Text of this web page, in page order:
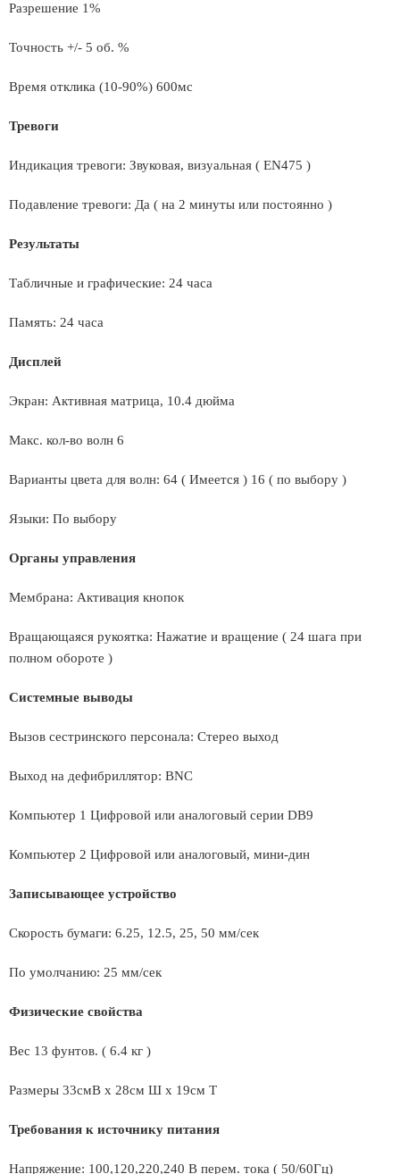
Разрешение 1%
Точность +/- 5 об. %
Время отклика (10-90%) 600мс
Тревоги
Индикация тревоги: Звуковая, визуальная ( EN475 )
Подавление тревоги: Да ( на 2 минуты или постоянно )
Результаты
Табличные и графические: 24 часа
Память: 24 часа
Дисплей
Экран: Активная матрица, 10.4 дюйма
Макс. кол-во волн 6
Варианты цвета для волн: 64 ( Имеется ) 16 ( по выбору )
Языки: По выбору
Органы управления
Мембрана: Активация кнопок
Вращающаяся рукоятка: Нажатие и вращение ( 24 шага при
полном обороте )
Системные выводы
Вызов сестринского персонала: Стерео выход
Выход на дефибриллятор: BNC
Компьютер 1 Цифровой или аналоговый серии DB9
Компьютер 2 Цифровой или аналоговый, мини-дин
Записывающее устройство
Скорость бумаги: 6.25, 12.5, 25, 50 мм/сек
По умолчанию: 25 мм/сек
Физические свойства
Вес 13 фунтов. ( 6.4 кг )
Размеры 33смВ x 28см Ш x 19см Т
Требования к источнику питания
Напряжение: 100,120,220,240 В перем. тока ( 50/60Гц)